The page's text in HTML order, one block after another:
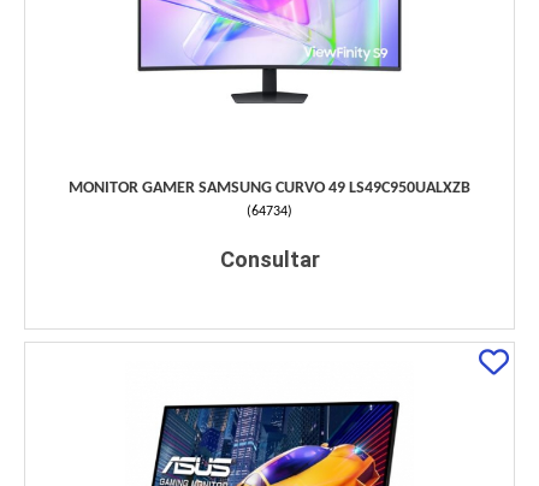
MONITOR GAMER SAMSUNG CURVO 49 LS49C950UALXZB
(64734)
Consultar